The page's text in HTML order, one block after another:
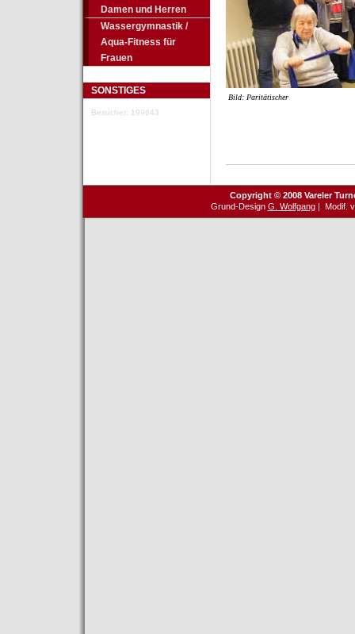
Damen und Herren
Wassergymnastik /
Aqua-Fitness für
Frauen
SONSTIGES
Besucher: 199643
Bild: Paritätischer
Copyright © 2008 Vareler
Grund-Design G. Wolfgang| Modif.